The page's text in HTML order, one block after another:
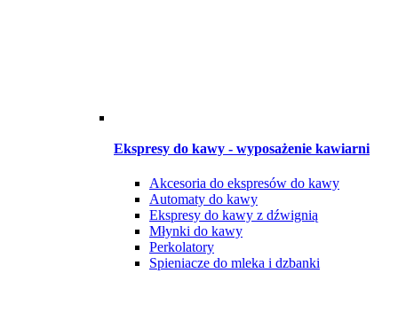
Ekspresy do kawy - wyposażenie kawiarni
Akcesoria do ekspresów do kawy
Automaty do kawy
Ekspresy do kawy z dźwignią
Młynki do kawy
Perkolatory
Spieniacze do mleka i dzbanki